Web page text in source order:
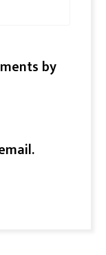
by